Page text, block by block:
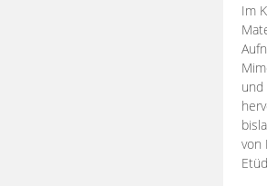
Im
und
von